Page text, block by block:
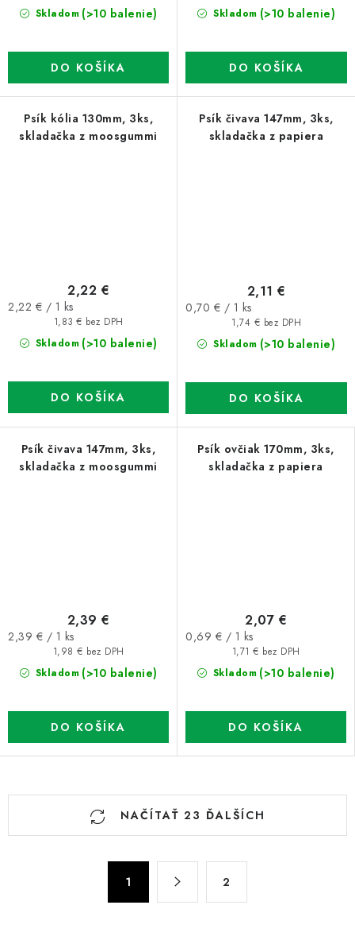
Skladom (>10 balenie)
DO KOŠÍKA
Skladom (>10 balenie)
DO KOŠÍKA
Psík kólia 130mm, 3ks,
skladačka z moosgummi
Skladom (>10 balenie)
1,83 € bez DPH
2,22 €
Jednotková
2,22 € / 1 ks
DO KOŠÍKA
Psík čivava 147mm, 3ks,
skladačka z papiera
Skladom (>10 balenie)
1,74 € bez DPH
2,11 €
Jednotková
0,70 € / 1 ks
DO KOŠÍKA
Psík čivava 147mm, 3ks,
skladačka z moosgummi
Skladom (>10 balenie)
1,98 € bez DPH
2,39 €
Jednotková
2,39 € / 1 ks
DO KOŠÍKA
Psík ovčiak 170mm, 3ks,
skladačka z papiera
Skladom (>10 balenie)
1,71 € bez DPH
2,07 €
Jednotková
0,69 € / 1 ks
DO KOŠÍKA
NAČÍTAŤ 23 ĎALŠÍCH
1 2